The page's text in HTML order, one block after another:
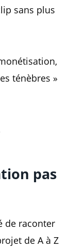
sans plus
ténèbres »
pas
de raconter
de A à Z